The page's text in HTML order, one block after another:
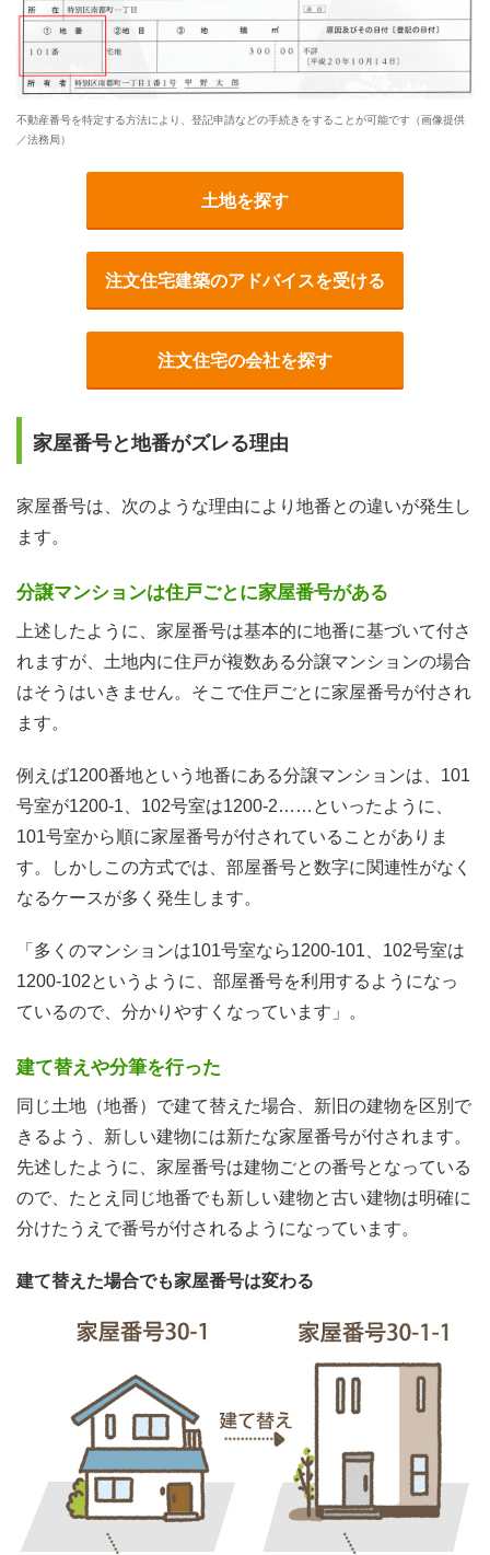
不動産番号を特定する方法により、登記申請などの手続きをすることが可能です（画像提供
／法務局）
土地を探す
注文住宅建築のアドバイスを受ける
注文住宅の会社を探す
家屋番号と地番がズレる理由
家屋番号は、次のような理由により地番との違いが発生し
ます。
分譲マンションは住戸ごとに家屋番号がある
上述したように、家屋番号は基本的に地番に基づいて付さ
れますが、土地内に住戸が複数ある分譲マンションの場合
はそうはいきません。そこで住戸ごとに家屋番号が付され
ます。
例えば1200番地という地番にある分譲マンションは、101
号室が1200-1、102号室は1200-2……といったように、
101号室から順に家屋番号が付されていることがありま
す。しかしこの方式では、部屋番号と数字に関連性がなく
なるケースが多く発生します。
「多くのマンションは101号室なら1200-101、102号室は
1200-102というように、部屋番号を利用するようになっ
ているので、分かりやすくなっています」。
建て替えや分筆を行った
同じ土地（地番）で建て替えた場合、新旧の建物を区別で
きるよう、新しい建物には新たな家屋番号が付されます。
先述したように、家屋番号は建物ごとの番号となっている
ので、たとえ同じ地番でも新しい建物と古い建物は明確に
分けたうえで番号が付されるようになっています。
建て替えた場合でも家屋番号は変わる